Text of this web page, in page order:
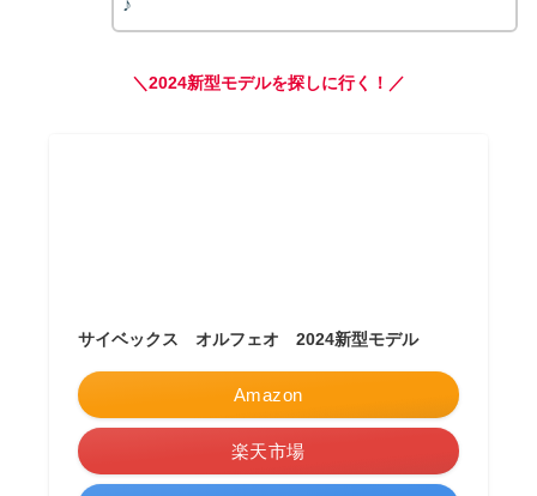
＼2024新型モデルを探しに行く！／
サイベックス オルフェオ 2024新型モデル
Amazon
楽天市場